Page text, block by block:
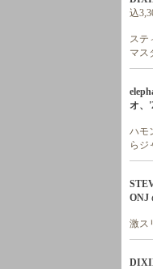
込
ステ
マス
オ、
ハモ
らジ
ONJ
激ス